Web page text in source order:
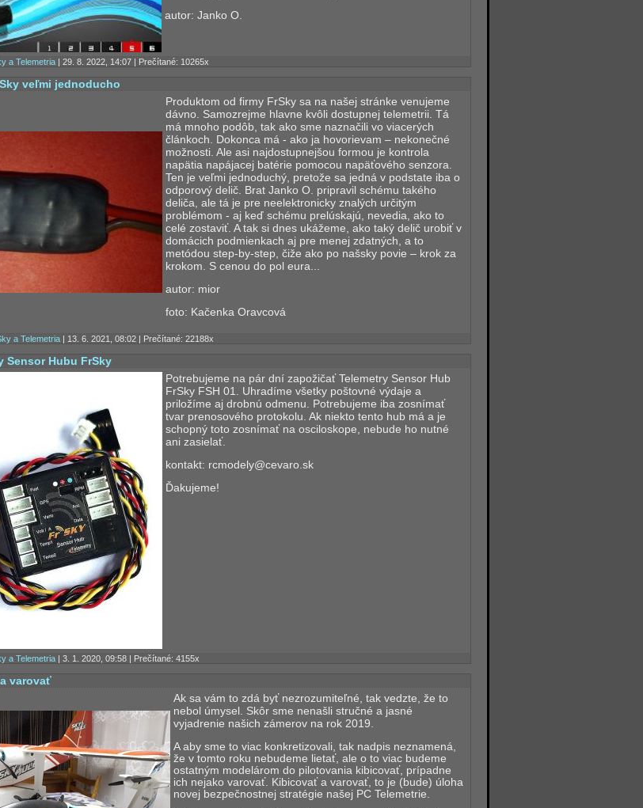
autor: Janko O.
a Telemetria | 29. 8. 2022, 14:07 | Prečítané: 10265x
veľmi jednoducho
Produktom od firmy FrSky sa na našej stránke venujeme
dávno. Samozrejme hlavne kvôli dostupnej telemetrii. Tá
má mnoho podôb, tak ako sme naznačili vo viacerých
článkoch. Dokonca má - ako ja hovorievam – nekonečné
možnosti. Ale asi najdostupnejšou formou je kontrola
napätia napájacej batérie pomocou napäťového senzora.
Ten je veľmi jednoduchý, pretože sa jedná v podstate iba o
odporový delič. Brat Janko O. pripravil schému takého
deliča, ale tá je pre neelektronicky znalých určitým
problémom - aj keď schému prelúskajú, nevedia, ako to
celé zostaviť. A tak si dnes ukážeme, ako taký delič urobiť v
domácich podmienkach aj pre menej zdatných, a to
metódou step-by-step, čiže ako po našsky povie – krok za
krokom. S cenou do pol eura...
autor: mior
foto: Kačenka Oravcová
a Telemetria | 13. 6. 2021, 08:02 | Prečítané: 22188x
Sensor Hubu FrSky
Potrebujeme na pár dní zapožičať Telemetry Sensor Hub
FrSky FSH 01. Uhradíme všetky poštovné výdaje a
priložíme aj drobnú odmenu. Potrebujeme iba zosnímať
tvar prenosového protokolu. Ak niekto tento hub má a je
schopný toto zosnímať na osciloskope, nebude ho nutné
ani zasielať.
kontakt: rcmodely@cevaro.sk
Ďakujeme!
a Telemetria | 3. 1. 2020, 09:58 | Prečítané: 4155x
varovať
Ak sa vám to zdá byť nezrozumiteľné, tak vedzte, že to
nebol úmysel. Skôr sme nenašli stručné a jasné
vyjadrenie našich zámerov na rok 2019.
A aby sme to viac konkretizovali, tak nadpis neznamená,
že v tomto roku nebudeme lietať, ale o to viac budeme
ostatným modelárom do pilotovania kibicovať, prípadne
ich nejako varovať. Kibicovať a varovať, to je (bude) úloha
novej bezpečnostnej stratégie našej PC Telemetrie.